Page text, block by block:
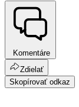
Komentáre
Zdielať
Skopírovať odkaz